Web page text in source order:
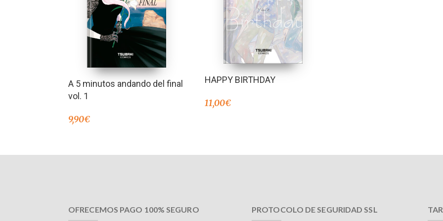
A 5 minutos andando del final
vol. 1
9,90€
HAPPY BIRTHDAY
11,00€
OFRECEMOS PAGO 100% SEGURO PROTOCOLO DE SEGURIDAD SSL